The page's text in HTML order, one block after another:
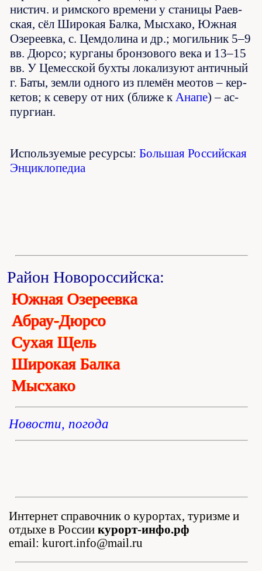
ни­стич. и рим­ско­го вре­ме­ни у ста­ни­цы Ра­ев­
ская, сёл Ши­ро­кая Бал­ка, Мыс­ха­ко, Юж­ная
Озе­ре­ев­ка, с. Цем­до­ли­на и др.; мо­гиль­ник 5–9
вв. Дюр­со; кур­га­ны брон­зо­во­го ве­ка и 13–15
вв. У Це­мес­ской бух­ты ло­ка­ли­зу­ют ан­тич­ный
г. Ба­ты, зем­ли од­но­го из пле­мён ме­о­тов – кер­
ке­тов; к се­ве­ру от них (бли­же кАна­пе) – ас­
пур­ги­ан.
Используемые ресурсы:Большая Российская
Энциклопедиа
Район Новороссийска:
Южная Озереевка
Абрау-Дюрсо
Сухая Щель
Широкая Балка
Мысхако
Новости, погода
Интернет справочник о курортах, туризме и
отдыхе в России курорт-инфо.рф
email: kurort.info@mail.ru